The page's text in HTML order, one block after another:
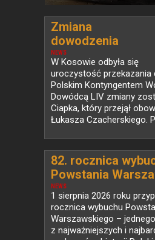
NEWS
Zmiana
dowodzenia
Polskim...
W Kosowie odbyła się
uroczystość przekazania
Polskim Kontyngentem
Dowódcą LIV zmiany
Ciapka, który przejął
Łukasza Czacherskiego.
NEWS
82. rocznica
Powstania
1 sierpnia 2026 roku
rocznica wybuchu
Warszawskiego – jednego
z najważniejszych i